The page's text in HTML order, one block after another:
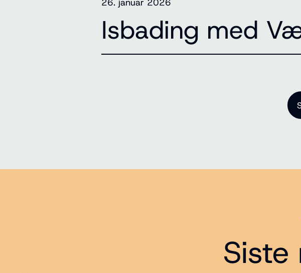
26. januar 2026
Isbading med
Siste